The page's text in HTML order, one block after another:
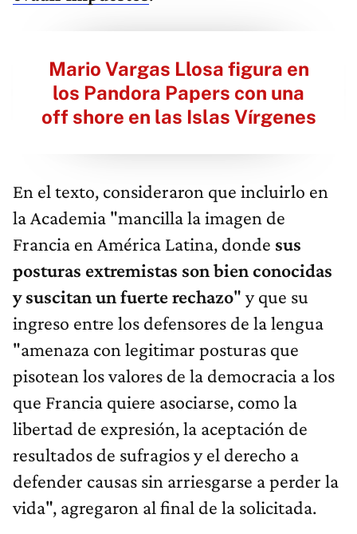
Mario Vargas Llosa figura en
los Pandora Papers con una
off shore en las Islas Vírgenes
En el texto, consideraron que incluirlo en
la Academia "mancilla la imagen de
Francia en América Latina, donde sus
posturas extremistas son bien conocidas
y suscitan un fuerte rechazo" y que su
ingreso entre los defensores de la lengua
"amenaza con legitimar posturas que
pisotean los valores de la democracia a los
que Francia quiere asociarse, como la
libertad de expresión, la aceptación de
resultados de sufragios y el derecho a
defender causas sin arriesgarse a perder la
vida", agregaron al final de la solicitada.